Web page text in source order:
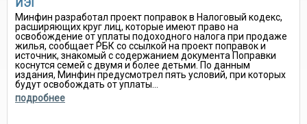
ИЭГ
Минфин разработал проект поправок в Налоговый кодекс,
расширяющих круг лиц, которые имеют право на
освобождение от уплаты подоходного налога при продаже
жилья, сообщает РБК со ссылкой на проект поправок и
источник, знакомый с содержанием документа Поправки
коснутся семей с двумя и более детьми. По данным
издания, Минфин предусмотрел пять условий, при которых
будут освобождать от уплаты...
подробнее